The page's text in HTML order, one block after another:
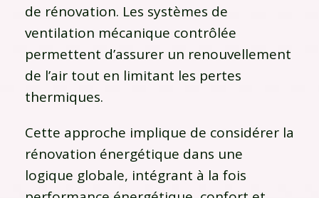
de rénovation. Les systèmes de
ventilation mécanique contrôlée
permettent d’assurer un renouvellement
de l’air tout en limitant les pertes
thermiques.
Cette approche implique de considérer la
rénovation énergétique dans une
logique globale, intégrant à la fois